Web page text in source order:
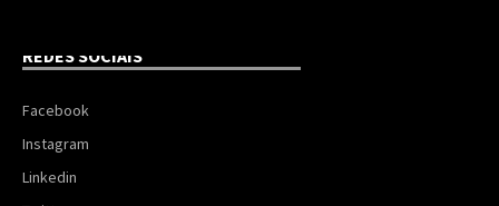
REDES SOCIAIS
Facebook
Instagram
Linkedin